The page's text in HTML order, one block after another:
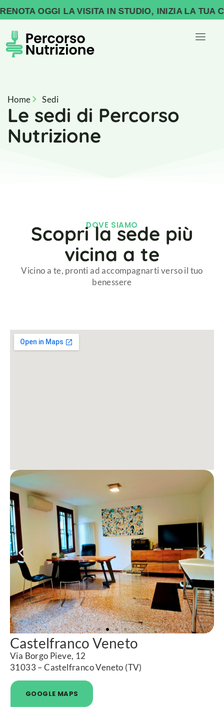
OGGI LA VISITA IN STUDIO, INIZIA LA TUA
Home Sedi
Le sedi di Percorso
Nutrizione
DOVE SIAMO
Scopri la sede più
vicina a te
Vicino a te, pronti ad accompagnarti verso il tuo
benessere
Castelfranco Veneto
Via Borgo Pieve, 12
31033 – Castelfranco Veneto (TV)
GOOGLE MAPS